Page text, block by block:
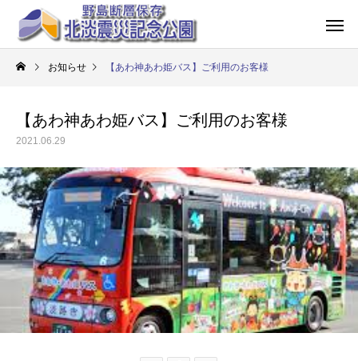
お知らせ 【あわ神あわ姫バス】ご利用のお客様
【あわ神あわ姫バス】ご利用のお客様
2021.06.29